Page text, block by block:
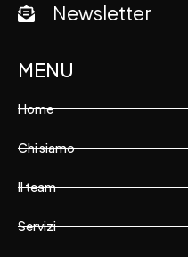
Newsletter
MENU
Home
Chi siamo
Il team
Servizi